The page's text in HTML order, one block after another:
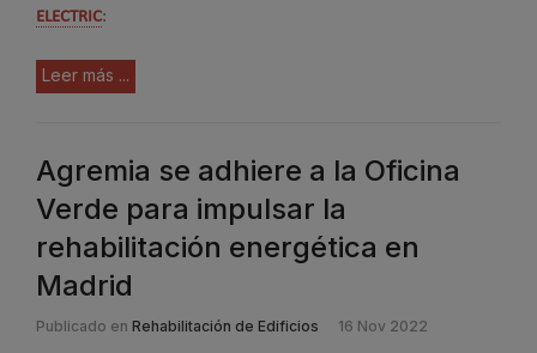
ELECTRIC:
Leer más ...
Agremia se adhiere a la Oficina
Verde para impulsar la
rehabilitación energética en
Madrid
Publicado en Rehabilitación de Edificios 16 Nov 2022